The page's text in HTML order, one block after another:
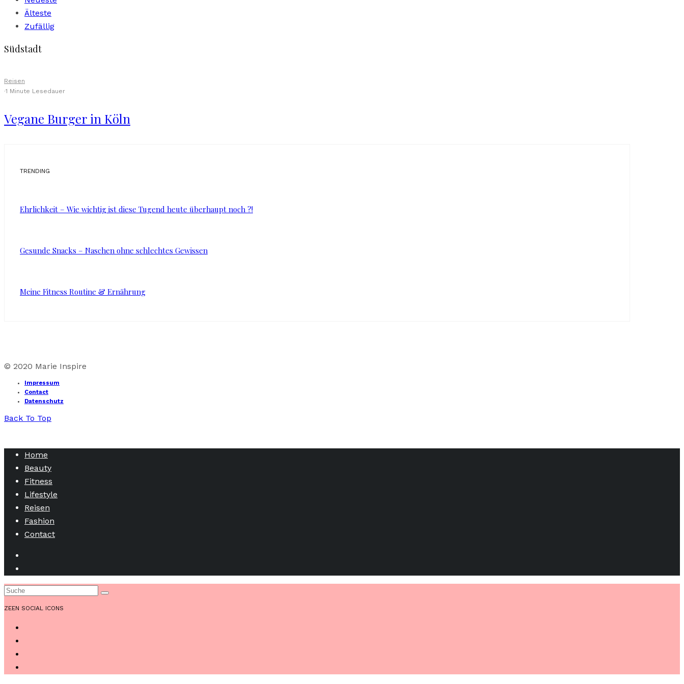
Älteste
Zufällig
Südstadt
Reisen
·1 Minute Lesedauer
Vegane Burger in Köln
TRENDING
Ehrlichkeit – Wie wichtig ist diese Tugend heute überhaupt noch ?!
Gesunde Snacks – Naschen ohne schlechtes Gewissen
Meine Fitness Routine & Ernährung
© 2020 Marie Inspire
Impressum
Contact
Datenschutz
Back To Top
Home
Beauty
Fitness
Lifestyle
Reisen
Fashion
Contact
ZEEN SOCIAL ICONS